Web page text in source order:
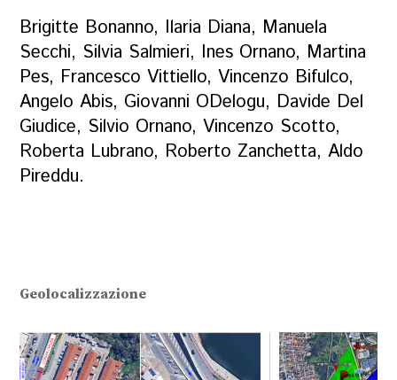
Brigitte Bonanno, Ilaria Diana, Manuela
Secchi, Silvia Salmieri, Ines Ornano, Martina
Pes, Francesco Vittiello, Vincenzo Bifulco,
Angelo Abis, Giovanni ODelogu, Davide Del
Giudice, Silvio Ornano, Vincenzo Scotto,
Roberta Lubrano, Roberto Zanchetta, Aldo
Pireddu.
Geolocalizzazione